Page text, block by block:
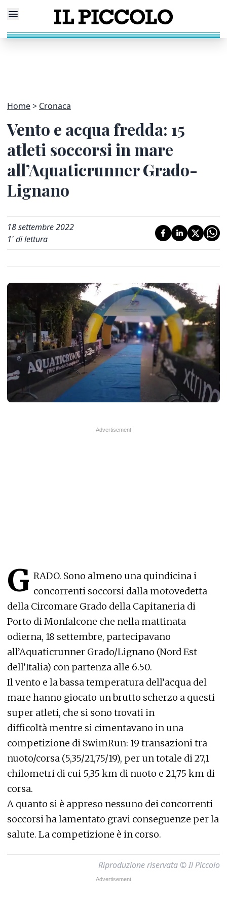
Home Cronaca
Vento e acqua fredda: 15
atleti soccorsi in mare
all’Aquaticrunner Grado-
Lignano
18 settembre 2022
1' di lettura
G RADO. Sono almeno una quindicina i
concorrenti soccorsi dalla motovedetta
della Circomare Grado della Capitaneria di
Porto di Monfalcone che nella mattinata
odierna, 18 settembre, partecipavano
all’Aquaticrunner Grado/Lignano (Nord Est
dell’Italia) con partenza alle 6.50.
Il vento e la bassa temperatura dell’acqua del
mare hanno giocato un brutto scherzo a questi
super atleti, che si sono trovati in
difficoltà mentre si cimentavano in una
competizione di SwimRun: 19 transazioni tra
nuoto/corsa (5,35/21,75/19), per un totale di 27,1
chilometri di cui 5,35 km di nuoto e 21,75 km di
corsa.
A quanto si è appreso nessuno dei concorrenti
soccorsi ha lamentato gravi conseguenze per la
salute. La competizione è in corso.
Riproduzione riservata © Il Piccolo